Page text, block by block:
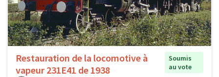
Restauration de la locomotive à
vapeur 231E41 de 1938
Soumis
au vote